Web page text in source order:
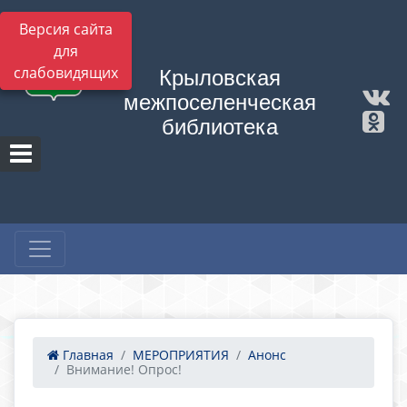
Версия сайта
для
слабовидящих
Крыловская
межпоселенческая
библиотека
Главная МЕРОПРИЯТИЯ
Анонс
Внимание! Опрос!